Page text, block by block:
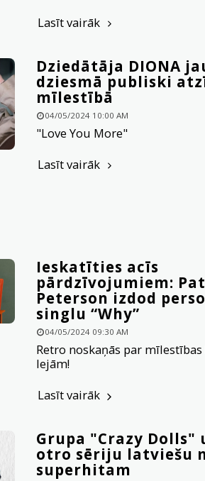
Lasīt vairāk
Dziedātāja DIONA
dziesmā publiski
mīlestībā
04/05/2024 10:00 AM
"Love You More"
Lasīt vairāk
Ieskatīties acīs
pārdzīvojumiem:
Peterson izdod
singlu “Why”
04/05/2024 09:30 AM
Retro noskaņās par
lejām!
Lasīt vairāk
Grupa "Crazy Dolls"
otro sēriju latviešu
superhitam